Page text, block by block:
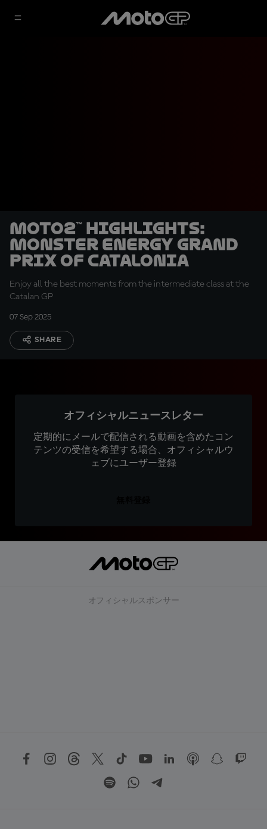
Moto2™ highlights:
Monster Energy Grand
Prix of Catalonia
Enjoy all the best moments from the intermediate class at the
Catalan GP
07 Sep 2025
SHARE
オフィシャルニュースレター
定期的にメールで配信される動画を含めたコン
テンツの受信を希望する場合、オフィシャルウ
ェブにユーザー登録
オフィシャルスポンサー